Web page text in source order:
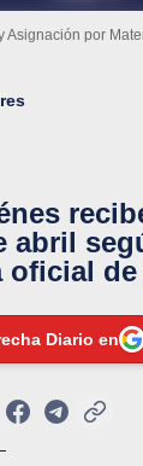
Asignación por
abril
de
Diario en